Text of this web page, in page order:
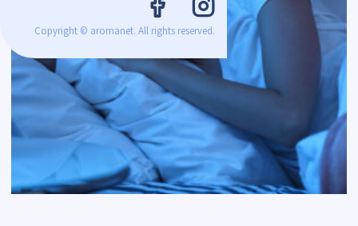
Copyright © aromanet. All rights reserved.